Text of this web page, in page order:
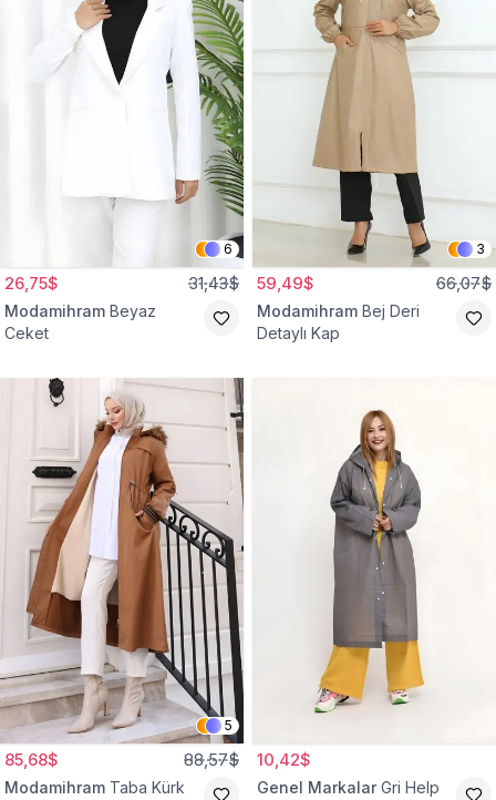
6
26,75$ 31,43$
Modamihram Beyaz
Ceket
3
59,49$ 66,07$
Modamihram Bej Deri
Detaylı Kap
5
85,68$ 88,57$
Modamihram Taba Kürk
10,42$
Genel Markalar Gri Help